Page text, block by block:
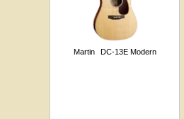
Martin DC-13E Modern